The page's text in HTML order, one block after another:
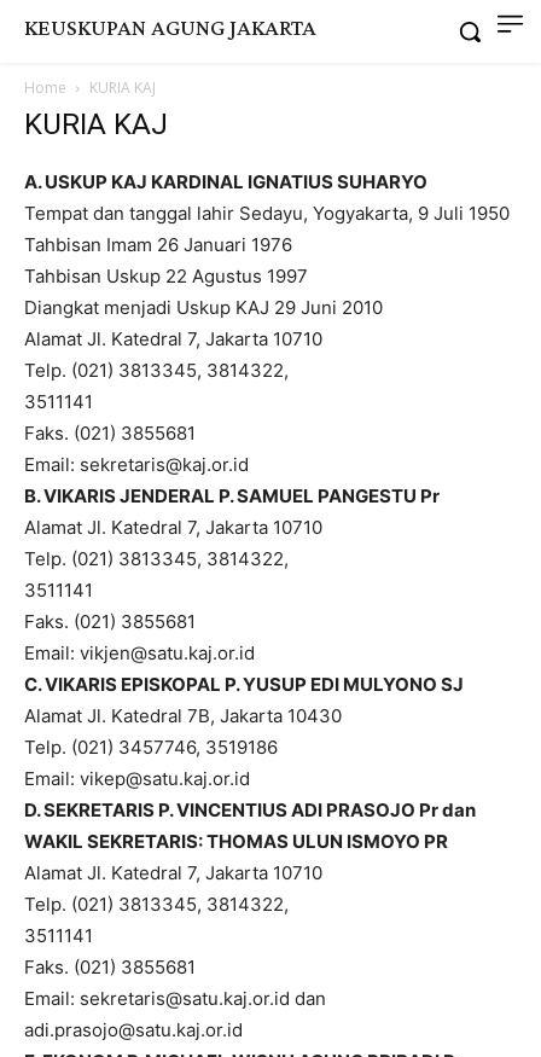
KEUSKUPAN AGUNG JAKARTA
Home KURIA KAJ
KURIA KAJ
A. USKUP KAJ KARDINAL IGNATIUS SUHARYO
Tempat dan tanggal lahir Sedayu, Yogyakarta, 9 Juli 1950
Tahbisan Imam 26 Januari 1976
Tahbisan Uskup 22 Agustus 1997
Diangkat menjadi Uskup KAJ 29 Juni 2010
Alamat Jl. Katedral 7, Jakarta 10710
Telp. (021) 3813345, 3814322,
3511141
Faks. (021) 3855681
Email: sekretaris@kaj.or.id
B. VIKARIS JENDERAL P. SAMUEL PANGESTU Pr
Alamat Jl. Katedral 7, Jakarta 10710
Telp. (021) 3813345, 3814322,
3511141
Faks. (021) 3855681
Email: vikjen@satu.kaj.or.id
C. VIKARIS EPISKOPAL P. YUSUP EDI MULYONO SJ
Alamat Jl. Katedral 7B, Jakarta 10430
Telp. (021) 3457746, 3519186
Email: vikep@satu.kaj.or.id
D. SEKRETARIS P. VINCENTIUS ADI PRASOJO Pr dan
WAKIL SEKRETARIS: THOMAS ULUN ISMOYO PR
Alamat Jl. Katedral 7, Jakarta 10710
Telp. (021) 3813345, 3814322,
3511141
Faks. (021) 3855681
Email: sekretaris@satu.kaj.or.id dan
adi.prasojo@satu.kaj.or.id